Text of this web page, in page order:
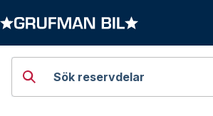
Sök reservdelar